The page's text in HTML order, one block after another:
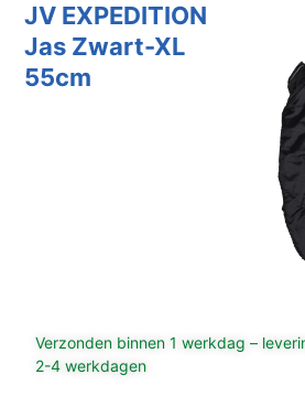
JV EXPEDITION
Jas Zwart-XL
55cm
Verzonden binnen 1 werkdag –
2-4 werkdagen